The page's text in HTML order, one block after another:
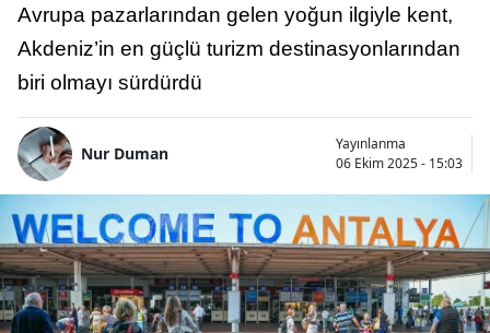
Avrupa pazarlarından gelen yoğun ilgiyle kent,
Akdeniz’in en güçlü turizm destinasyonlarından
biri olmayı sürdürdü
Nur Duman
Yayınlanma
06 Ekim 2025 - 15:03